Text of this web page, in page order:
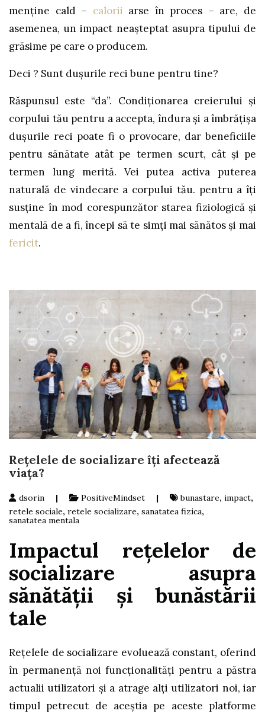
menține cald – calorii arse în proces – are, de
asemenea, un impact neașteptat asupra tipului de
grăsime pe care o producem.
Deci ? Sunt dușurile reci bune pentru tine?
Răspunsul este “da”. Condiționarea creierului și
corpului tău pentru a accepta, îndura și a îmbrățișa
dușurile reci poate fi o provocare, dar beneficiile
pentru sănătate atât pe termen scurt, cât și pe
termen lung merită. Vei putea activa puterea
naturală de vindecare a corpului tău. pentru a îți
susține în mod corespunzător starea fiziologică și
mentală de a fi, începi să te simți mai sănătos și mai
fericit.
Rețelele de socializare îți afectează
viața?
dsorin | PositiveMindset | bunastare, impact,
retele sociale, retele socializare, sanatatea fizica,
sanatatea mentala
Impactul rețelelor de
socializare asupra
sănătății și bunăstării
tale
Rețelele de socializare evoluează constant, oferind
în permanență noi funcționalități pentru a păstra
actualii utilizatori și a atrage alți utilizatori noi, iar
timpul petrecut de aceștia pe aceste platforme